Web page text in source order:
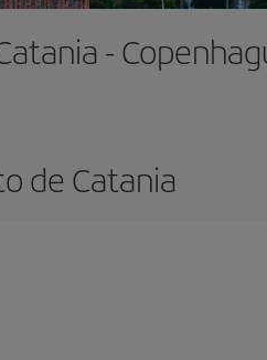
-
de Catania